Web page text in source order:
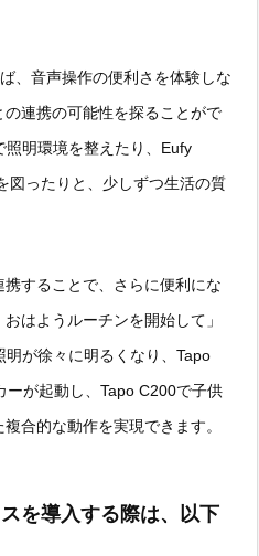
、音声操作の便利さを体験しな
連携の可能性を探ることがで
照明環境を整えたり、Eufy
図ったりと、少しずつ生活の質
することで、さらに便利にな
はようルーチンを開始して」
が徐々に明るくなり、Tapo
ーが起動し、Tapo C200で子供
合的な動作を実現できます。
を導入する際は、以下